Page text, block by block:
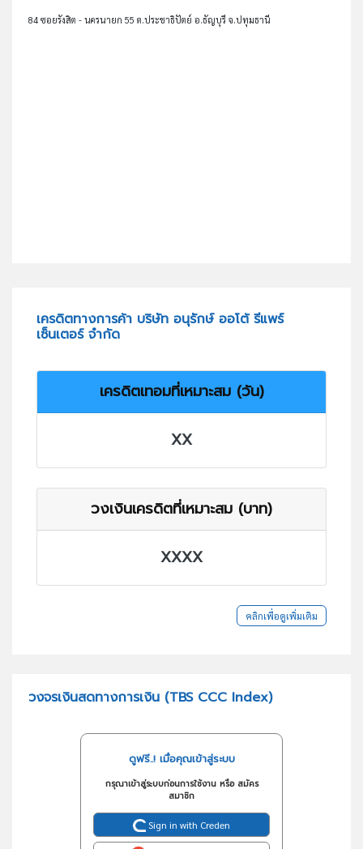
84 ซอยรังสิต - นครนายก 55 ต.ประชาธิปัตย์ อ.ธัญบุรี จ.ปทุมธานี
เครดิตทางการค้า บริษัท อนุรักษ์ ออโต้ รีแพร์
เซ็นเตอร์ จำกัด
เครดิตเทอมที่เหมาะสม (วัน)
XX
วงเงินเครดิตที่เหมาะสม (บาท)
XXXX
คลิกเพื่อดูเพิ่มเติม
วงจรเงินสดทางการเงิน (TBS CCC Index)
ดูฟรี..! เมื่อคุณเข้าสู่ระบบ
กรุณาเข้าสู่ระบบก่อนการใช้งาน หรือ สมัคร
สมาชิก
Sign in with Creden